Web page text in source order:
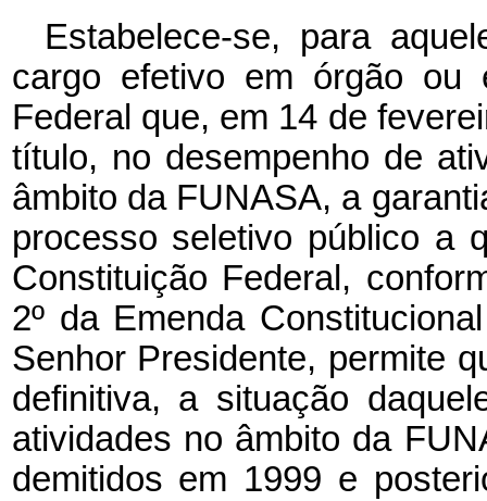
Estabelece-se, para
cargo efetivo em órgão ou
Federal que, em 14 de
título, no desempenho de
âmbito da FUNASA, a
processo seletivo público a
Constituição Federal,
2º da Emenda
Senhor Presidente, permite
definitiva, a situação
atividades no âmbito da
demitidos em 1999 e